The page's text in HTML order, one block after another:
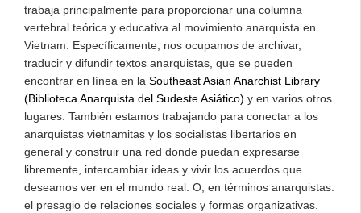
trabaja principalmente para proporcionar una columna
vertebral teórica y educativa al movimiento anarquista en
Vietnam. Específicamente, nos ocupamos de archivar,
traducir y difundir textos anarquistas, que se pueden
encontrar en línea en la Southeast Asian Anarchist Library
(Biblioteca Anarquista del Sudeste Asiático) y en varios otros
lugares. También estamos trabajando para conectar a los
anarquistas vietnamitas y los socialistas libertarios en
general y construir una red donde puedan expresarse
libremente, intercambiar ideas y vivir los acuerdos que
deseamos ver en el mundo real. O, en términos anarquistas:
el presagio de relaciones sociales y formas organizativas.